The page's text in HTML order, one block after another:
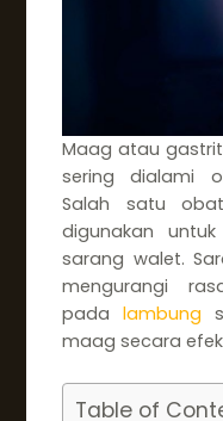
Maag atau
sering dialami
Salah satu
digunakan
sarang walet.
mengurangi
pada lambung
maag secara
Table of